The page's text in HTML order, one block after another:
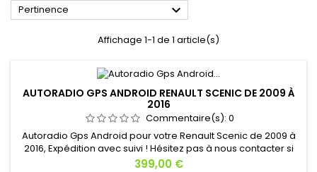
Pertinence 
Affichage 1-1 de 1 article(s)
AUTORADIO GPS ANDROID RENAULT SCENIC DE 2009 À
2016
Commentaire(s): 0
Autoradio Gps Android pour votre Renault Scenic de 2009 à
2016, Expédition avec suivi ! Hésitez pas à nous contacter si
vous avez une question !
Prix
399,00 €